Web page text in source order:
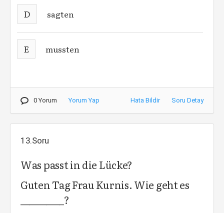
D sagten
E mussten
0 Yorum Yorum Yap Hata Bildir Soru Detay
13.Soru
Was passt in die Lücke?
Guten Tag Frau Kurnis. Wie geht es
__________?